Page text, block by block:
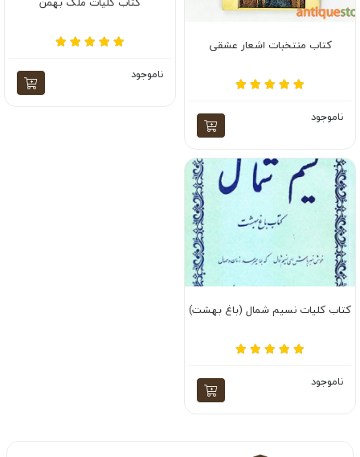
کتاب منتخبات اشعار عشقی
ناموجود
ناموجود
کتاب کلیات نسیم شمال (باغ بهشت)
ناموجود